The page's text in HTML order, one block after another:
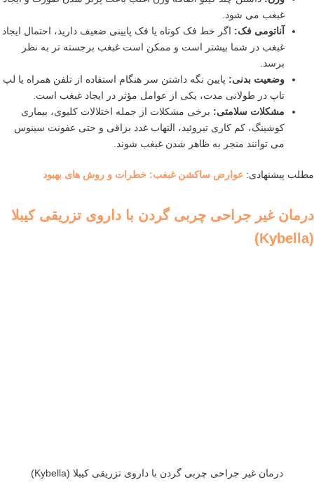
غبغب می شود.
آناتومی فک: اگر خط فک کوتاه یا فک پایینی ضعیف دارید، احتمال ایجاد
غبغب در شما بیشتر است و ممکن است غبغب برجسته تر به نظر
برسد.
وضعیت بدنی: پایین نگه داشتن سر هنگام استفاده از تلفن همراه یا لپ
تاپ در طولانی مدت، یکی از عوامل مؤثر در ایجاد غبغب است.
مشکلات سلامتی: برخی مشکلات از جمله اختلالات کلیوی، بیماری
کوشینگ، کم کاری تیروئید، التهاب غدد بزاقی و حتی عفونت سینوس
می توانند منجر به ظاهر شدن غبغب شوند.
مطلب پیشنهادی: عوارض ساکشن غبغب: خطرات و روش های بهبود
درمان غیر جراحی چربی گردن با داروی تزریقی کیبلا
(Kybella)
درمان غیر جراحی چربی گردن با داروی تزریقی کیبلا (Kybella)